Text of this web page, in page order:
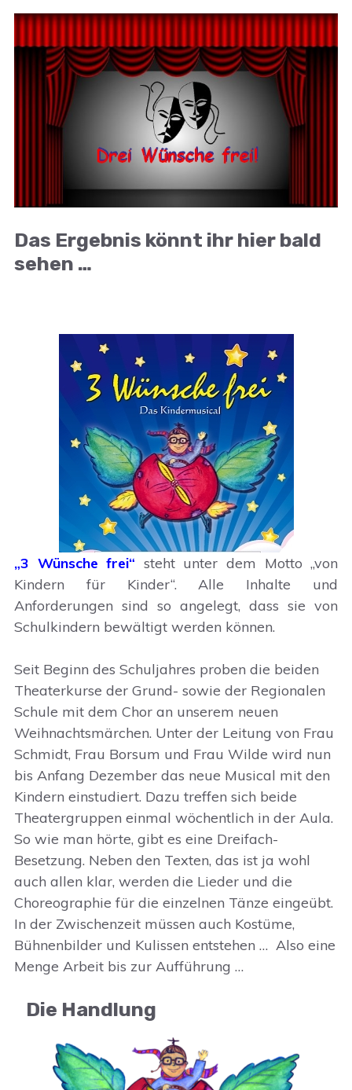
Das Ergebnis könnt ihr hier bald
sehen …
„3 Wünsche frei“ steht unter dem Motto „von
Kindern für Kinder“. Alle Inhalte und
Anforderungen sind so angelegt, dass sie von
Schulkindern bewältigt werden können.
Seit Beginn des Schuljahres proben die beiden
Theaterkurse der Grund- sowie der Regionalen
Schule mit dem Chor an unserem neuen
Weihnachtsmärchen. Unter der Leitung von Frau
Schmidt, Frau Borsum und Frau Wilde wird nun
bis Anfang Dezember das neue Musical mit den
Kindern einstudiert. Dazu treffen sich beide
Theatergruppen einmal wöchentlich in der Aula.
So wie man hörte, gibt es eine Dreifach-
Besetzung. Neben den Texten, das ist ja wohl
auch allen klar, werden die Lieder und die
Choreographie für die einzelnen Tänze eingeübt.
In der Zwischenzeit müssen auch Kostüme,
Bühnenbilder und Kulissen entstehen … Also eine
Menge Arbeit bis zur Aufführung …
Die Handlung